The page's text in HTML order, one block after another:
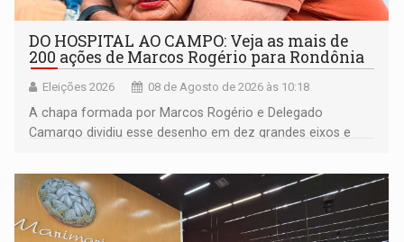
DO HOSPITAL AO CAMPO: Veja as mais de
200 ações de Marcos Rogério para Rondônia
Eleições 2026 08 de Agosto de 2026 às 10:18
A chapa formada por Marcos Rogério e Delegado
Camargo dividiu esse desenho em dez grandes eixos e